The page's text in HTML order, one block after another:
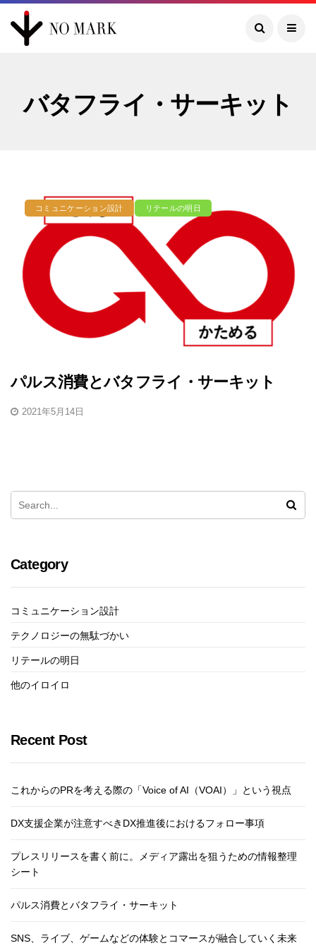
バタフライ・サーキット
コミュニケーション設計 リテールの明日
パルス消費とバタフライ・サーキット
2021年5月14日
Category
コミュニケーション設計
テクノロジーの無駄づかい
リテールの明日
他のイロイロ
Recent Post
これからのPRを考える際の「Voice of AI（VOAI）」という視点
DX支援企業が注意すべきDX推進後におけるフォロー事項
プレスリリースを書く前に。メディア露出を狙うための情報整理
シート
パルス消費とバタフライ・サーキット
SNS、ライブ、ゲームなどの体験とコマースが融合していく未来